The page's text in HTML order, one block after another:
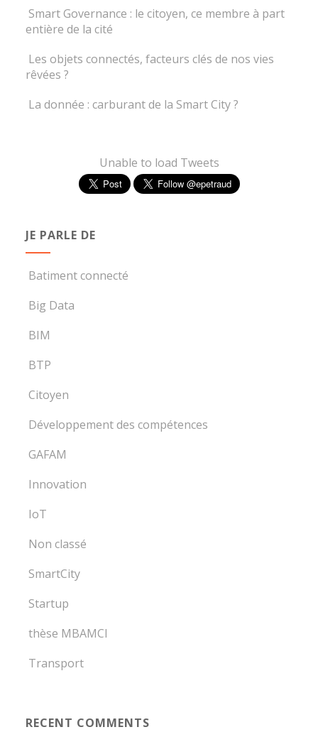
Smart Governance : le citoyen, ce membre à part
entière de la cité
Les objets connectés, facteurs clés de nos vies
rêvées ?
La donnée : carburant de la Smart City ?
Unable to load Tweets
JE PARLE DE
Batiment connecté
Big Data
BIM
BTP
Citoyen
Développement des compétences
GAFAM
Innovation
IoT
Non classé
SmartCity
Startup
thèse MBAMCI
Transport
RECENT COMMENTS